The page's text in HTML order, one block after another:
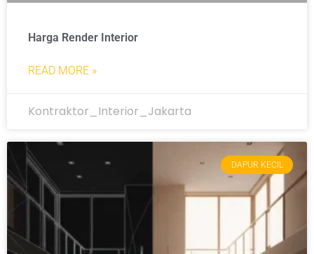
Harga Render Interior
READ MORE »
Kontraktor_Interior_Jakarta
DAPUR KECIL